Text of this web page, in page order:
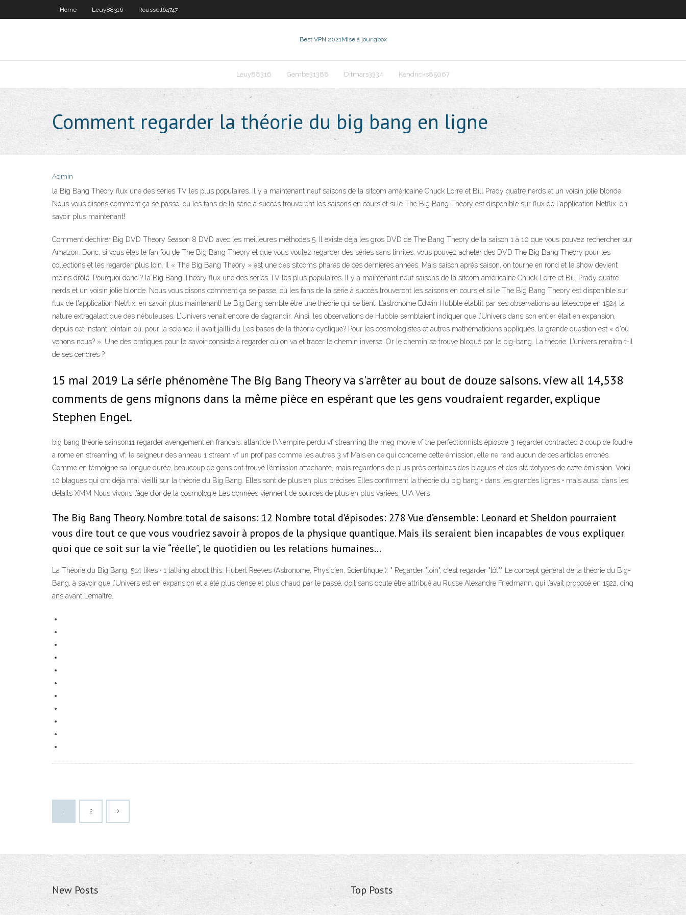
Home Leuy88316 Roussell64747
Best VPN 2021Mise à jour gbox
Leuy88316 Gembe31388 Ditmars3334 Kendricks85067
Comment regarder la théorie du big bang en ligne
Admin
la Big Bang Theory flux une des séries TV les plus populaires. Il y a maintenant neuf saisons de la sitcom américaine Chuck Lorre et Bill Prady quatre nerds et un voisin jolie blonde.
Nous vous disons comment ça se passe, où les fans de la série à succès trouveront les saisons en cours et si le The Big Bang Theory est disponible sur flux de l'application Netflix. en
savoir plus maintenant!
Comment déchirer Big DVD Theory Season 8 DVD avec les meilleures méthodes 5. Il existe déjà les gros DVD de The Bang Theory de la saison 1 à 10 que vous pouvez rechercher sur
Amazon. Donc, si vous êtes le fan fou de The Big Bang Theory et que vous voulez regarder des séries sans limites, vous pouvez acheter des DVD The Big Bang Theory pour les
collections et les regarder plus loin. Il « The Big Bang Theory » est une des sitcoms phares de ces dernières années. Mais saison après saison, on tourne en rond et le show devient
moins drôle. Pourquoi donc ? la Big Bang Theory flux une des séries TV les plus populaires. Il y a maintenant neuf saisons de la sitcom américaine Chuck Lorre et Bill Prady quatre
nerds et un voisin jolie blonde. Nous vous disons comment ça se passe, où les fans de la série à succès trouveront les saisons en cours et si le The Big Bang Theory est disponible sur
flux de l'application Netflix. en savoir plus maintenant! Le Big Bang semble être une théorie qui se tient. L’astronome Edwin Hubble établit par ses observations au télescope en 1924 la
nature extragalactique des nébuleuses. L’Univers venait encore de s’agrandir. Ainsi, les observations de Hubble semblaient indiquer que l’Univers dans son entier était en expansion,
depuis cet instant lointain où, pour la science, il avait jailli du Les bases de la théorie cyclique? Pour les cosmologistes et autres mathématiciens appliqués, la grande question est « d'où
venons nous? ». Une des pratiques pour le savoir consiste à regarder où on va et tracer le chemin inverse. Or le chemin se trouve bloqué par le big-bang. La théorie. L’univers renaitra t-il
de ses cendres ?
15 mai 2019 La série phénomène The Big Bang Theory va s'arrêter au bout de douze saisons. view all 14,538
comments de gens mignons dans la même pièce en espérant que les gens voudraient regarder, explique
Stephen Engel.
big bang théorie sainson11 regarder avengement en francais; atlantide l\\empire perdu vf streaming the meg movie vf the perfectionnists épiosde 3 regarder contracted 2 coup de foudre
a rome en streaming vf; le seigneur des anneau 1 stream vf un prof pas comme les autres 3 vf Mais en ce qui concerne cette émission, elle ne rend aucun de ces articles erronés.
Comme en témoigne sa longue durée, beaucoup de gens ont trouvé l’émission attachante, mais regardons de plus près certaines des blagues et des stéréotypes de cette émission. Voici
10 blagues qui ont déjà mal vieilli sur la théorie du Big Bang. Elles sont de plus en plus précises Elles confirment la théorie du big bang • dans les grandes lignes • mais aussi dans les
détails XMM Nous vivons l’âge d’or de la cosmologie Les données viennent de sources de plus en plus variées. UIA Vers
The Big Bang Theory. Nombre total de saisons: 12 Nombre total d’épisodes: 278 Vue d’ensemble: Leonard et Sheldon pourraient
vous dire tout ce que vous voudriez savoir à propos de la physique quantique. Mais ils seraient bien incapables de vous expliquer
quoi que ce soit sur la vie “réelle”, le quotidien ou les relations humaines…
La Théorie du Big Bang. 514 likes · 1 talking about this. Hubert Reeves (Astronome, Physicien, Scientifique ): " Regarder "loin", c'est regarder "tôt"." Le concept général de la théorie du Big-
Bang, à savoir que l’Univers est en expansion et a été plus dense et plus chaud par le passé, doit sans doute être attribué au Russe Alexandre Friedmann, qui l’avait proposé en 1922, cinq
ans avant Lemaître.
1 2
New Posts Top Posts